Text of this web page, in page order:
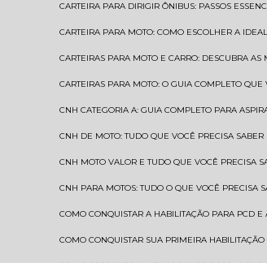
CARTEIRA PARA DIRIGIR ÔNIBUS: PASSOS
CARTEIRA PARA MOTO: COMO ESCOLHER A
CARTEIRAS PARA MOTO E CARRO: DESCUBRA
CARTEIRAS PARA MOTO: O GUIA COMPLETO
CNH CATEGORIA A: GUIA COMPLETO PARA
CNH DE MOTO: TUDO QUE VOCÊ PRECISA SABER
CNH MOTO VALOR E TUDO QUE VOCÊ PRECISA
CNH PARA MOTOS: TUDO O QUE VOCÊ PRECISA
COMO CONQUISTAR A HABILITAÇÃO PARA PCD
COMO CONQUISTAR SUA PRIMEIRA